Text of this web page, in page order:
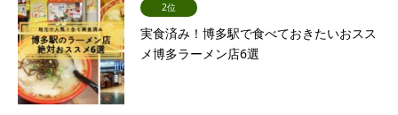
2位
実食済み！博多駅で食べておきたいおスス
メ博多ラーメン店6選